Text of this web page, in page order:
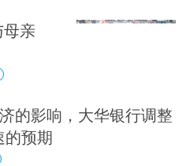
亲
的影响，大华银行调整
预期